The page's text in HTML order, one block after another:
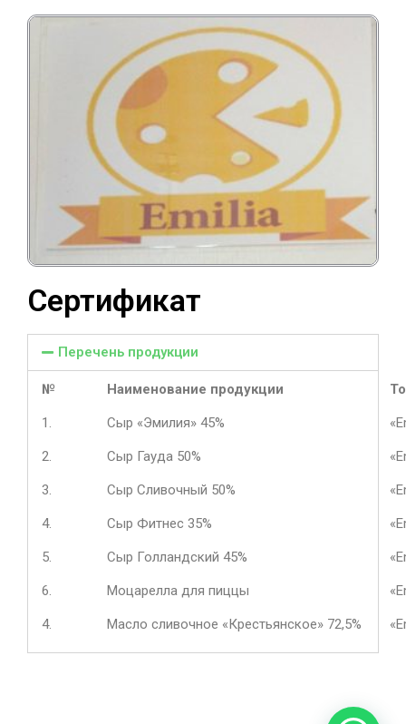
Сертификат
Перечень продукции
№ Наименование продукции
1. Сыр «Эмилия» 45%
2. Сыр Гауда 50%
3. Сыр Сливочный 50%
4. Сыр Фитнес 35%
5. Сыр Голландский 45%
6. Моцарелла для пиццы
4. Масло сливочное «Крестьянское» 72,5%